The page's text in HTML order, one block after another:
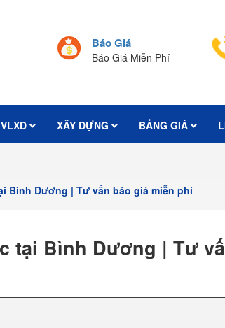
Báo Giá
Báo Giá Miễn Phí
VLXD XÂY DỰNG BẢNG GIÁ
Bình Dương | Tư vấn báo giá miễn phí
tại Bình Dương | Tư